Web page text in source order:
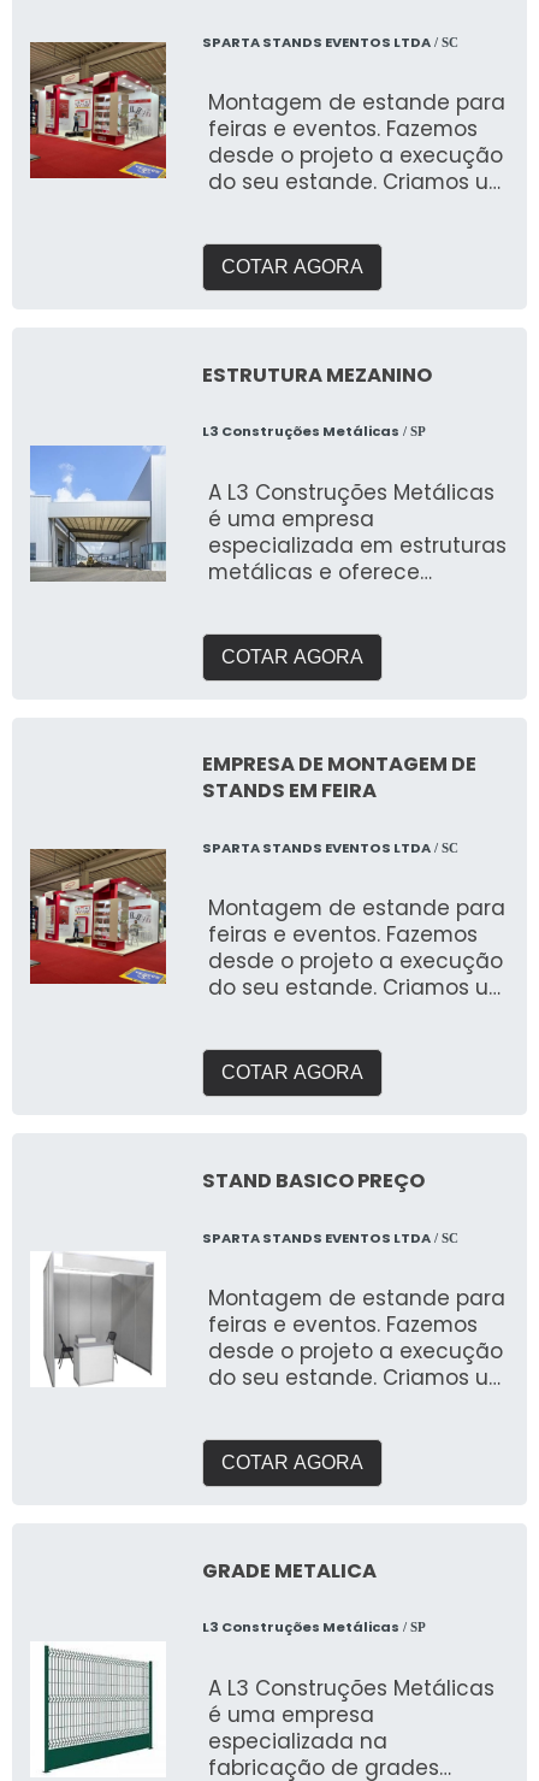
SPARTA STANDS EVENTOS LTDA/ SC
Montagem de estande para
feiras e eventos. Fazemos
desde o projeto a execução
do seu estande. Criamos um
necessidades e entregar o
que buscam expor em
para garantir a qualidade
COTAR AGORA
ESTRUTURA MEZANINO
L3 Construções Metálicas / SP
A L3 Construções Metálicas
é uma empresa
especializada em estruturas
metálicas e oferece
COTAR AGORA
EMPRESA DE MONTAGEM DE
STANDS EM FEIRA
SPARTA STANDS EVENTOS LTDA/ SC
Montagem de estande para
feiras e eventos. Fazemos
desde o projeto a execução
do seu estande. Criamos um
necessidades e entregar o
que buscam expor em
para garantir a qualidade
COTAR AGORA
STAND BASICO PREÇO
SPARTA STANDS EVENTOS LTDA/ SC
Montagem de estande para
feiras e eventos. Fazemos
desde o projeto a execução
do seu estande. Criamos um
necessidades e entregar o
que buscam expor em
para garantir a qualidade
COTAR AGORA
GRADE METALICA
L3 Construções Metálicas / SP
A L3 Construções Metálicas
é uma empresa
especializada na
fabricação de grades